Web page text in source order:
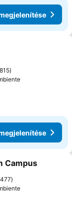
kedvencekhez
kedvencekhez
Campus